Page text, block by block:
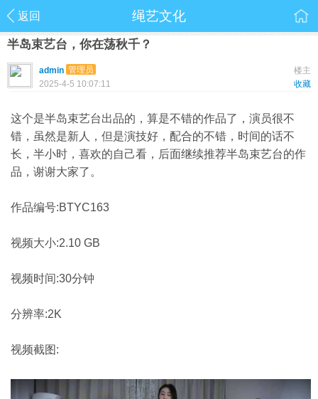
返回 绳艺文化
半岛束艺台，你在荡秋千？
楼主
admin 管理员
收藏
2025-4-5 10:07:11
这个是半岛束艺台出品的，算是不错的作品了，演员很不
错，虽然是新人，但是演技好，配合的不错，时间的话不
长，半小时，喜欢的自己看，后面继续推荐半岛束艺台的作
品，谢谢大家了。
作品编号:BTYC163
视频大小:2.10 GB
视频时间:30分钟
分辨率:2K
视频截图: